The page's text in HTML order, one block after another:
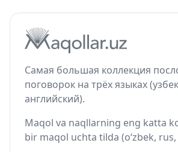
Самая большая коллекция
поговорок на трёх языках
английский).
Maqol va naqllarning eng katta
bir maqol uchta tilda (o‘zbek,